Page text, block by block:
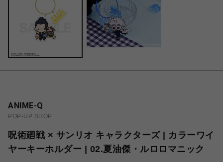
ANIME-Q
POP-UP SHOP
呪術廻戦 × サンリオ キャラクターズ | カラーワイ
ヤーキーホルダー | 02.夏油傑・ルロロマニック